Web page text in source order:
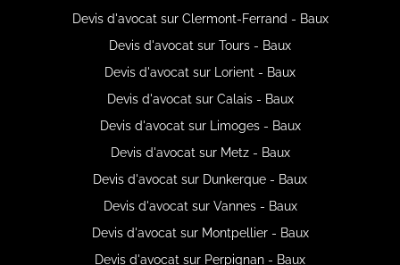
Devis d'avocat sur Clermont-Ferrand - Baux
Devis d'avocat sur Tours - Baux
Devis d'avocat sur Lorient - Baux
Devis d'avocat sur Calais - Baux
Devis d'avocat sur Limoges - Baux
Devis d'avocat sur Metz - Baux
Devis d'avocat sur Dunkerque - Baux
Devis d'avocat sur Vannes - Baux
Devis d'avocat sur Montpellier - Baux
Devis d'avocat sur Perpignan - Baux